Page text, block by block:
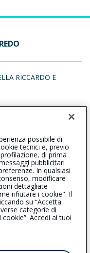
RICCARDO E
(MB)
Consulta il
possibile di
tecnici e, previo
di prima
pubblicitari
In qualsiasi
modificare
dettagliate
rifiutare i cookie". Il
su “Accetta
categorie di
Accedi ai tuoi